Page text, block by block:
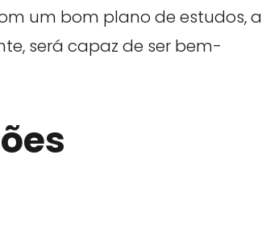
um bom plano de estudos, a
será capaz de ser bem-